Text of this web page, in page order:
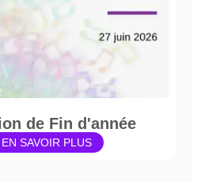
de Fin d'année
EN SAVOIR PLUS